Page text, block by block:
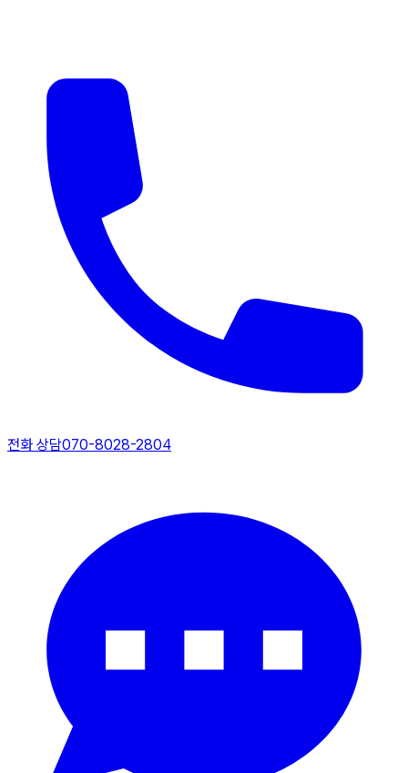
전화 상담070-8028-2804